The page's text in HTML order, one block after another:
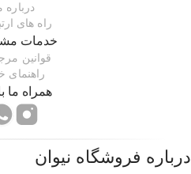
درباره
راه های
خدمات
قوانین
راهنمای
همراه ما
درباره فروشگاه نیوان